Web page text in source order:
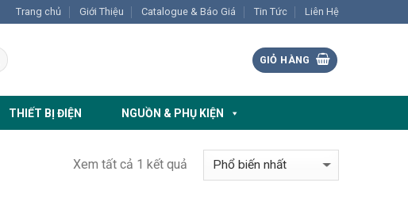
Trang chủ Giới Thiệu Catalogue & Báo Giá Tin Tức Liên Hệ
GIỎ HÀNG
THIẾT BỊ ĐIỆN NGUỒN & PHỤ KIỆN
Xem tất cả 1 kết quả